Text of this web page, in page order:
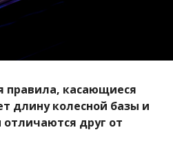
правила, касающиеся
длину колесной базы и
друг от